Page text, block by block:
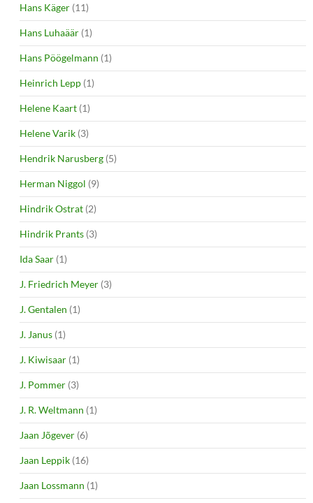
Hans Käger (11)
Hans Luhaäär (1)
Hans Pöögelmann (1)
Heinrich Lepp (1)
Helene Kaart (1)
Helene Varik (3)
Hendrik Narusberg (5)
Herman Niggol (9)
Hindrik Ostrat (2)
Hindrik Prants (3)
Ida Saar (1)
J. Friedrich Meyer (3)
J. Gentalen (1)
J. Janus (1)
J. Kiwisaar (1)
J. Pommer (3)
J. R. Weltmann (1)
Jaan Jõgever (6)
Jaan Leppik (16)
Jaan Lossmann (1)